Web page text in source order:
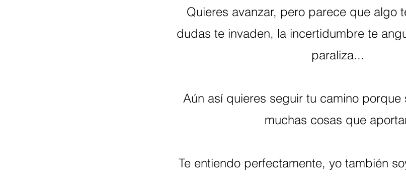
Quieres avanzar, pero parece que algo
dudas te invaden, la incertidumbre te
paraliza...
Aún así quieres seguir tu camino porque
muchas cosas que
Te entiendo perfectamente, yo también